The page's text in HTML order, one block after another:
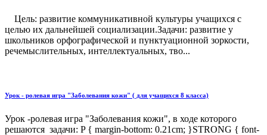
Цель: развитие коммуникативной культуры учащихся с
целью их дальнейшей социализации.Задачи: развитие у
школьников орфографической и пунктуационной зоркости,
речемыслительных, интеллектуальных, тво...
Урок - ролевая игра "Заболевания кожи" ( для учащихся 8 класса)
Урок -ролевая игра "Заболевания кожи", в ходе которого
решаются задачи: P { margin-bottom: 0.21cm; }STRONG { font-